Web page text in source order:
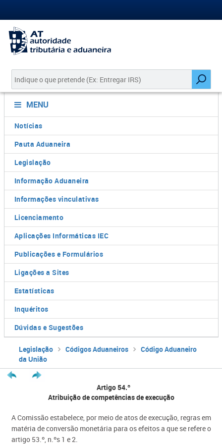
MENU
Notícias
Pauta Aduaneira
Legislação
Informação Aduaneira
Informações vinculativas
Licenciamento
Aplicações Informáticas IEC
Publicações e Formulários
Ligações a Sites
Estatísticas
Inquéritos
Dúvidas e Sugestões
Legislação Códigos Aduaneiros
Código Aduaneiro
da União
Artigo 54.º
Atribuição de competências de execução
A Comissão estabelece, por meio de atos de execução, regras em
matéria de conversão monetária para os efeitos a que se refere o
artigo 53.º, n.ºs 1 e 2.